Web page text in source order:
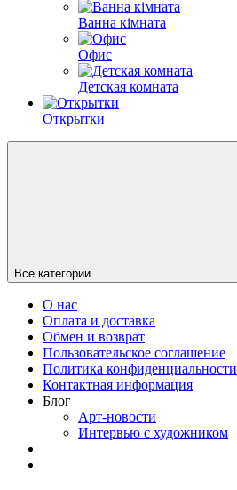
Ванна кімната
Офис
Детская комната
Открытки
Все категории
О нас
Оплата и доставка
Обмен и возврат
Пользовательское соглашение
Политика конфиденциальности
Контактная информация
Блог
Арт-новости
Интервью с художником